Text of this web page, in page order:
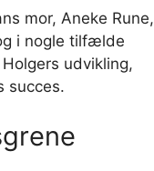
mor, Aneke Rune,
i nogle tilfælde
udvikling,
succes.